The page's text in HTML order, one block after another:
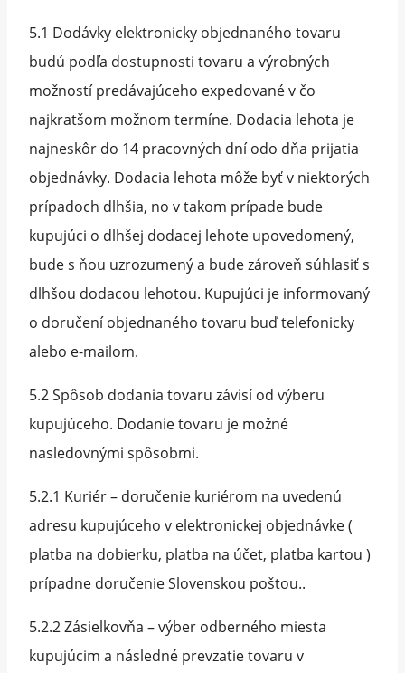
5.1 Dodávky elektronicky objednaného tovaru
budú podľa dostupnosti tovaru a výrobných
možností predávajúceho expedované v čo
najkratšom možnom termíne. Dodacia lehota je
najneskôr do 14 pracovných dní odo dňa prijatia
objednávky. Dodacia lehota môže byť v niektorých
prípadoch dlhšia, no v takom prípade bude
kupujúci o dlhšej dodacej lehote upovedomený,
bude s ňou uzrozumený a bude zároveň súhlasiť s
dlhšou dodacou lehotou. Kupujúci je informovaný
o doručení objednaného tovaru buď telefonicky
alebo e-mailom.
5.2 Spôsob dodania tovaru závisí od výberu
kupujúceho. Dodanie tovaru je možné
nasledovnými spôsobmi.
5.2.1 Kuriér – doručenie kuriérom na uvedenú
adresu kupujúceho v elektronickej objednávke (
platba na dobierku, platba na účet, platba kartou )
prípadne doručenie Slovenskou poštou..
5.2.2 Zásielkovňa – výber odberného miesta
kupujúcim a následné prevzatie tovaru v